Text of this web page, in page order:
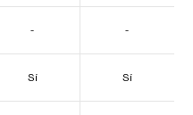
- -
Sí Sí